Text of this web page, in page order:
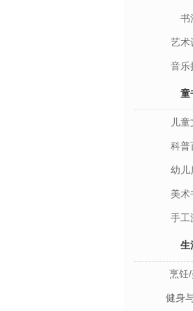
书
艺术
音乐
童
儿
科普
幼儿
美术
手工
生
烹饪
健身